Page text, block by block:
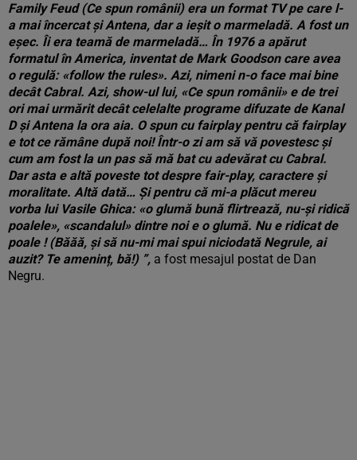
Family Feud (Ce spun românii) era un format TV pe care l-
a mai încercat și Antena, dar a ieșit o marmeladă. A fost un
eșec. Îi era teamă de marmeladă… În 1976 a apărut
formatul în America, inventat de Mark Goodson care avea
o regulă: «follow the rules». Azi, nimeni n-o face mai bine
decât Cabral. Azi, show-ul lui, «Ce spun românii» e de trei
ori mai urmărit decât celelalte programe difuzate de Kanal
D și Antena la ora aia. O spun cu fairplay pentru că fairplay
e tot ce rămâne după noi! Într-o zi am să vă povestesc și
cum am fost la un pas să mă bat cu adevărat cu Cabral.
Dar asta e altă poveste tot despre fair-play, caractere și
moralitate. Altă dată… Și pentru că mi-a plăcut mereu
vorba lui Vasile Ghica: «o glumă bună flirtrează, nu-și ridică
poalele», «scandalul» dintre noi e o glumă. Nu e ridicat de
poale ! (Băăă, și să nu-mi mai spui niciodată Negrule, ai
auzit? Te ameninț, bă!) ”, a fost mesajul postat de Dan
Negru.